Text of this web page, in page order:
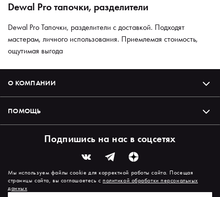
Dewal Pro тапочки, разделители
Dewal Pro Тапочки, разделители с доставкой. Подходят
мастерам, личного использования. Приемлемая стоимость,
ощутимая выгода
О КОМПАНИИ
ПОМОЩЬ
Подпишись на нас в соцсетях
Мы используем файлы cookie для корректной работы сайта. Посещая
страницы сайта, вы соглашаетесь сполитикой обработки персональных
данных